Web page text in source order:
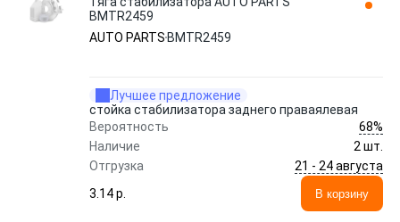
BMTR2459
AUTO PARTS BMTR2459
Лучшее предложение
стойка стабилизатора заднего праваялевая
Вероятность
68%
Наличие
2 шт.
Отгрузка
21 - 24 августа
3.14 p.
В корзину